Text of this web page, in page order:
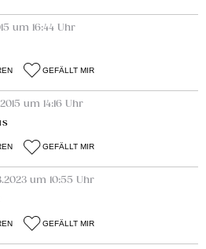
um 16:44 Uhr
GEFÄLLT MIR
um 14:16 Uhr
GEFÄLLT MIR
um 10:55 Uhr
GEFÄLLT MIR